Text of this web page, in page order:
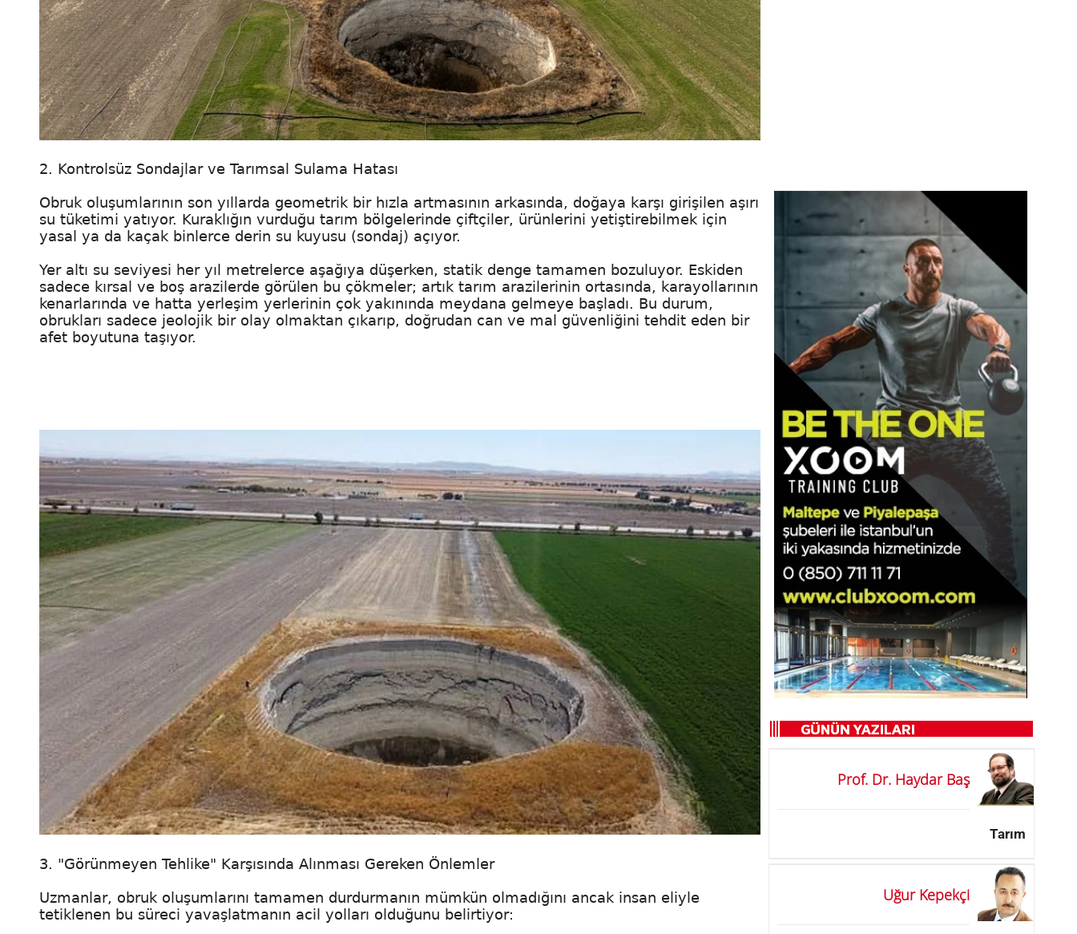
2. Kontrolsüz Sondajlar ve Tarımsal Sulama Hatası
Obruk oluşumlarının son yıllarda geometrik bir hızla artmasının arkasında, doğaya karşı girişilen aşırı
su tüketimi yatıyor. Kuraklığın vurduğu tarım bölgelerinde çiftçiler, ürünlerini yetiştirebilmek için
yasal ya da kaçak binlerce derin su kuyusu (sondaj) açıyor.
Yer altı su seviyesi her yıl metrelerce aşağıya düşerken, statik denge tamamen bozuluyor. Eskiden
sadece kırsal ve boş arazilerde görülen bu çökmeler; artık tarım arazilerinin ortasında, karayollarının
kenarlarında ve hatta yerleşim yerlerinin çok yakınında meydana gelmeye başladı. Bu durum,
obrukları sadece jeolojik bir olay olmaktan çıkarıp, doğrudan can ve mal güvenliğini tehdit eden bir
afet boyutuna taşıyor.
3. "Görünmeyen Tehlike" Karşısında Alınması Gereken Önlemler
Uzmanlar, obruk oluşumlarını tamamen durdurmanın mümkün olmadığını ancak insan eliyle
tetiklenen bu süreci yavaşlatmanın acil yolları olduğunu belirtiyor:
Prof. Dr. Haydar Baş
Tarım
Uğur Kepekçi